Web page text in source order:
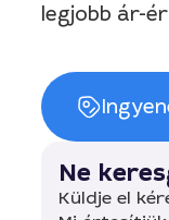
legjobb ár-
Ne
Küldje el